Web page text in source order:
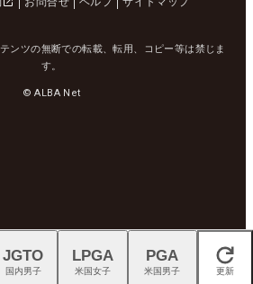
ンツの無断での転載、転用、コピー等は禁じま
す。
© ALBA Net
閉じる
JGTO
国内男子
LPGA
米国女子
PGA
米国男子 更新